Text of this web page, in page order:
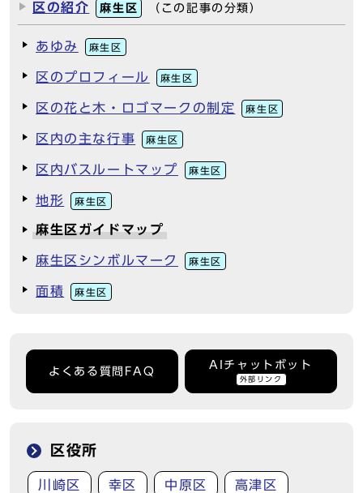
区の紹介 麻生区 （この記事の分類）
あゆみ 麻生区
区のプロフィール 麻生区
区の花と木・ロゴマークの制定 麻生区
区内の主な行事 麻生区
区内バスルートマップ 麻生区
地形 麻生区
麻生区ガイドマップ
麻生区シンボルマーク 麻生区
面積 麻生区
よくある質問FAQ
AIチャットボット
外部リンク
区役所
川崎区 幸区 中原区 高津区